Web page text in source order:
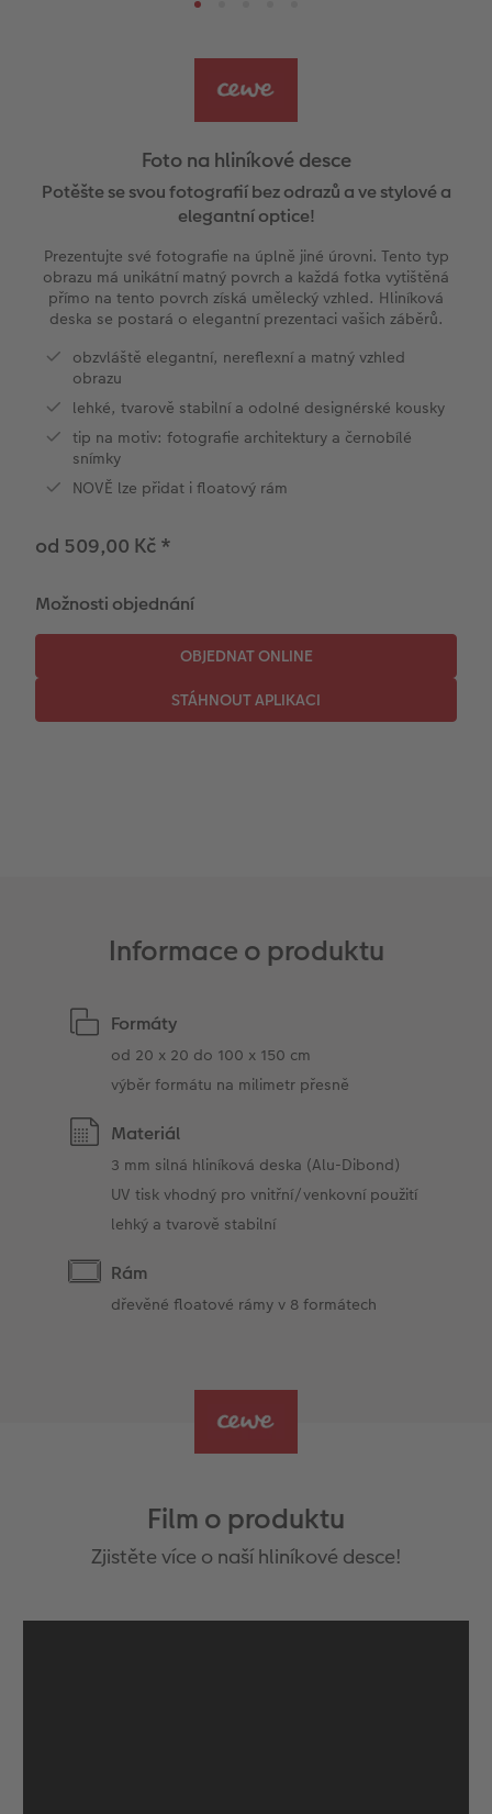
Panoramatické stránky
Povrchová úprava
Garance spokojenosti
CEWE myPhotos
Art Collection
Novinky
CEWE foto ihned s textem
Filmový pás
CEWE přání na počkání
Fotosety ihned
Vícedílné fotografie ihned
Velké formáty ihned
CEWE foto ihned
Fotobox
Art Prints
Rámy
Samolepky z fotky
CEWE myPhotos
Akrylové sklo
Foto na dřevě
Gallery Print
Svatební cedule
Vícedílné obrazy
Fotokoláž
Fotokoláž k výročí
Škola a kancelář
Art Prints
Dárková krabička
CEWE FOTOKNIHA dětská
CEWE myPhotos
Cardholder
Novinky
Pohlednice s přímým odesláním
Pohlednice
Dětská přání
Další události
CEWE myPhotos
Inspirace pro váš domov
Fototipy
Designové fotoobrazy
Kronika roku
Fotografické soutěže
Foto na hliníkové desce
Potěšte se svou fotografií bez odrazů a ve stylové a
elegantní optice!
Prezentujte své fotografie na úplně jiné úrovni. Tento typ
obrazu má unikátní matný povrch a každá fotka vytištěná
přímo na tento povrch získá umělecký vzhled. Hliníková
deska se postará o elegantní prezentaci vašich záběrů.
obzvláště elegantní, nereflexní a matný vzhled
obrazu
lehké, tvarově stabilní a odolné designérské kousky
tip na motiv: fotografie architektury a černobílé
snímky
NOVĚ lze přidat i floatový rám
od 509,00 Kč *
Možnosti objednání
Informace o produktu
Formáty
od 20 x 20 do 100 x 150 cm
výběr formátu na milimetr přesně
Materiál
3 mm silná hliníková deska (Alu-Dibond)
UV tisk vhodný pro vnitřní/venkovní použití
lehký a tvarově stabilní
Rám
dřevěné floatové rámy v 8 formátech
Film o produktu
Zjistěte více o naší hliníkové desce!